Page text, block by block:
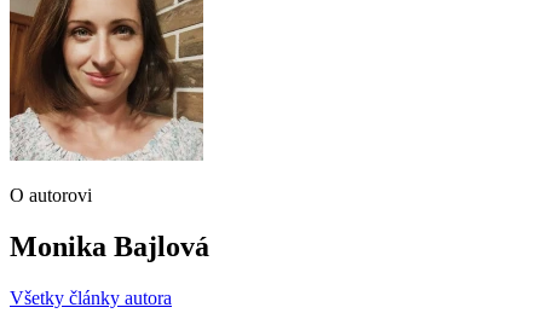
O autorovi
Monika Bajlová
Všetky články autora